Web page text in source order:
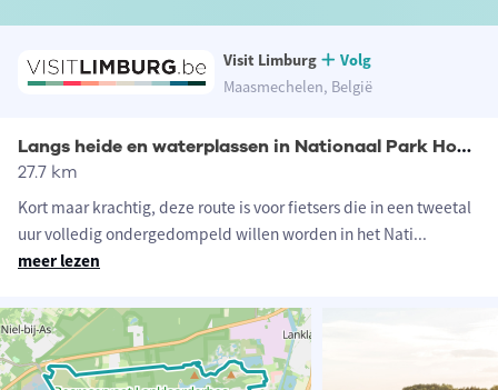
Visit Limburg
Volg
Maasmechelen, België
Langs heide en waterplassen in Nationaal Park Hoge Kempen
27.7 km
Kort maar krachtig, deze route is voor fietsers die in een tweetal
uur volledig ondergedompeld willen worden in het Nati...
meer lezen